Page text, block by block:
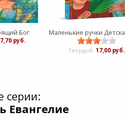
Бог
7,70 руб.
Твердый: 17,00 руб.
серии:
Евангелие